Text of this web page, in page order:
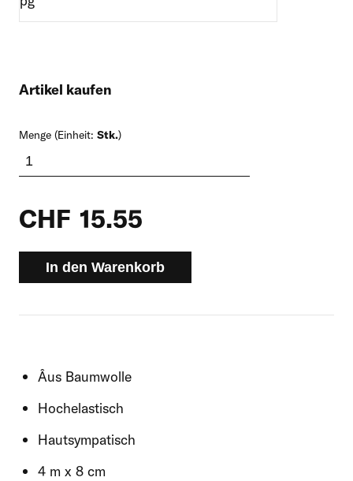
Artikel kaufen
Menge (Einheit: Stk.)
CHF 15.55
In den Warenkorb
Âus Baumwolle
Hochelastisch
Hautsympatisch
4 m x 8 cm